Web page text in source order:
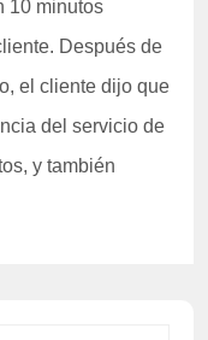
10 minutos
Después de
el cliente dijo que
del servicio de
y también